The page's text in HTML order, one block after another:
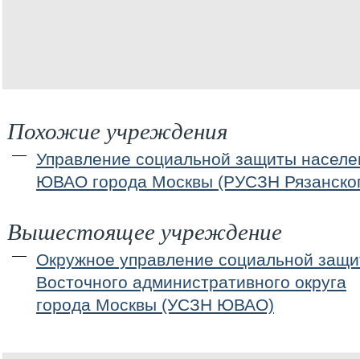
Похожие учреждения
Управление социальной защиты
ЮВАО города Москвы (РУСЗН
Вышестоящее учреждение
Окружное управление социальной
Восточного административного округа
города Москвы (УСЗН ЮВАО)